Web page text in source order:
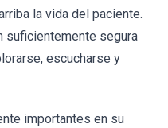
la vida del paciente.
suficientemente segura
escucharse y
importantes en su